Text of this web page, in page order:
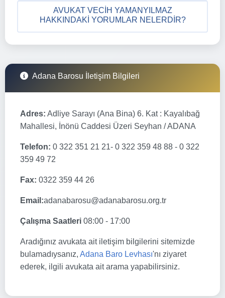
AVUKAT VECIH YAMANYILMAZ
HAKKINDAKI YORUMLAR NELERDIR?
Adana Barosu İletişim Bilgileri
Adres: Adliye Sarayı (Ana Bina) 6. Kat : Kayalıbağ
Mahallesi, İnönü Caddesi Üzeri Seyhan / ADANA
Telefon: 0 322 351 21 21- 0 322 359 48 88 - 0 322
359 49 72
Fax: 0322 359 44 26
Email:adanabarosu@adanabarosu.org.tr
Çalışma Saatleri 08:00 - 17:00
Aradığınız avukata ait iletişim bilgilerini sitemizde
bulamadıysanız, Adana Baro Levhası'nı ziyaret
ederek, ilgili avukata ait arama yapabilirsiniz.